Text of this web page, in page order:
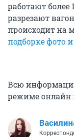
работают более
разрезают
происходит на
подборке фото
Всю
режиме онлайн